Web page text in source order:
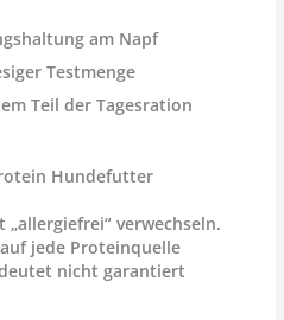
am Napf
Testmenge
Teil der Tagesration
Hundefutter
„allergiefrei“ verwechseln.
jede Proteinquelle
nicht garantiert